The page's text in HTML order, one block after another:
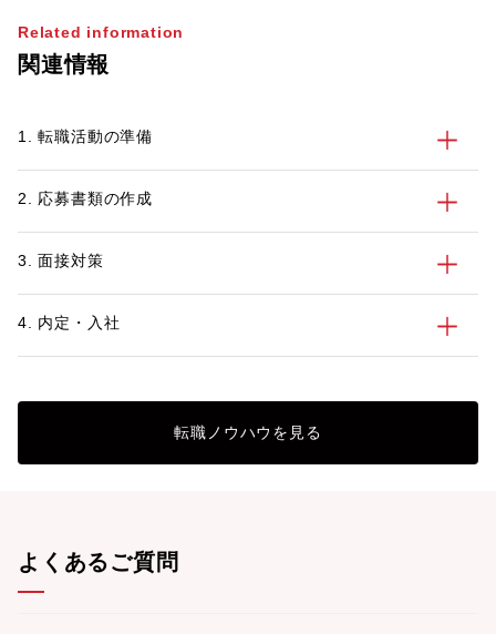
Related information
関連情報
1. 転職活動の準備
2. 応募書類の作成
3. 面接対策
4. 内定・入社
転職ノウハウを見る
よくあるご質問